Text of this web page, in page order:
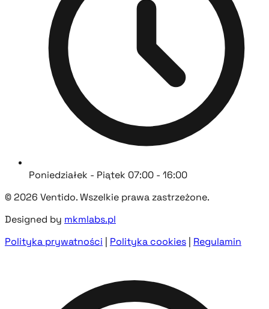
Poniedziałek - Piątek 07:00 - 16:00
© 2026 Ventido. Wszelkie prawa zastrzeżone.
Designed by mkmlabs.pl
Polityka prywatności | Polityka cookies | Regulamin